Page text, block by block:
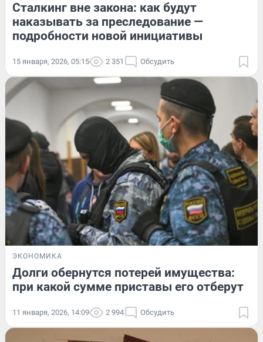
Сталкинг вне закона: как будут
наказывать за преследование —
подробности новой инициативы
15 января, 2026, 05:15 2 351 Обсудить
ЭКОНОМИКА
Долги обернутся потерей имущества:
при какой сумме приставы его отберут
11 января, 2026, 14:09 2 994 Обсудить